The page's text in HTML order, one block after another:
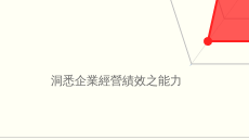
洞悉企業經營績效之能力